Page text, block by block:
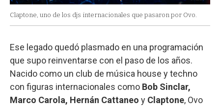
Claptone, uno de los djs internacionales que pasaron por Ovo.
Ese legado quedó plasmado en una programación
que supo reinventarse con el paso de los años.
Nacido como un club de música house y techno
con figuras internacionales como Bob Sinclar,
Marco Carola, Hernán Cattaneo y Claptone, Ovo